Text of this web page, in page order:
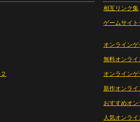
相互リンク集
ゲームサイト
オンラインゲ
無料オンライ
オンライン
新作オンライ
おすすめオ
人気オンラ